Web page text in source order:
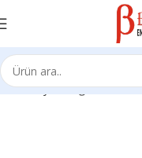
Ana Sayfa Kağıt Ürünleri